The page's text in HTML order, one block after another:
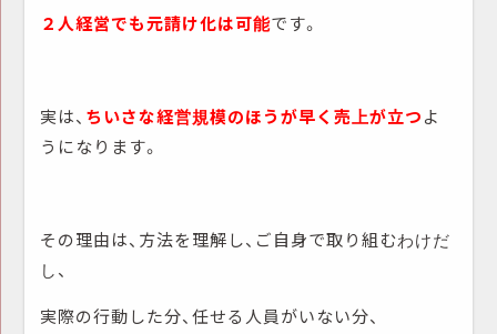
２人経営でも元請け化は可能です。
実は、 ちいさな経営規模のほうが早く売上が立つよ
うになります。
その理由は、方法を理解し、ご自身で取り組むわけだ
し、
実際の行動した分、任せる人員がいない分、